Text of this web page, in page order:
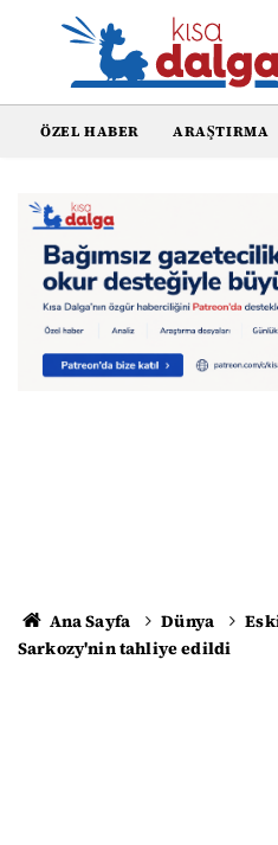
ÖZEL HABER ARAŞTIRMA
Ana Sayfa Dünya
Sarkozy'nin tahliye edildi